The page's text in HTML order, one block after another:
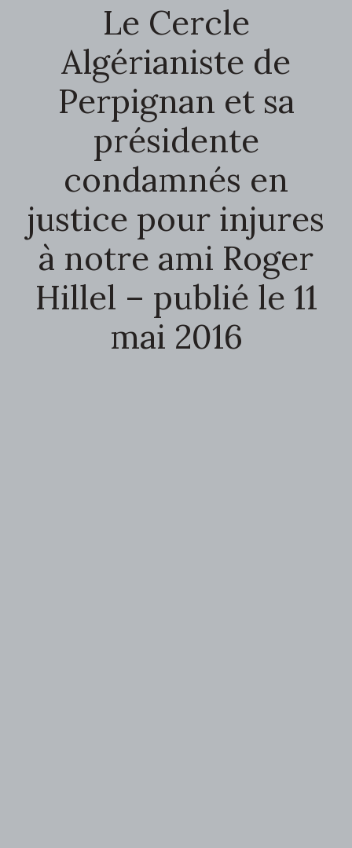
Le Cercle
Algérianiste de
Perpignan et sa
présidente
condamnés en
justice pour injures
à notre ami Roger
Hillel – publié le 11
mai 2016